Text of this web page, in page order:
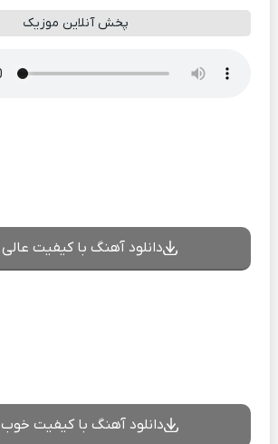
پخش آنلاین موزیک
دانلود آهنگ با کیفیت عالی 320
دانلود آهنگ با کیفیت خوب 128